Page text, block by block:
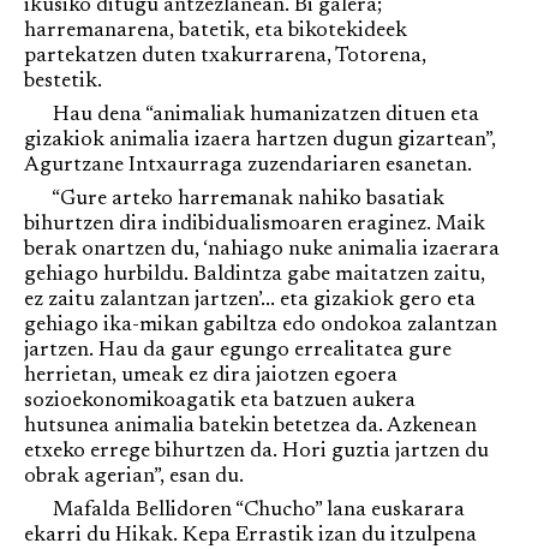
ikusiko ditugu antzezlanean. Bi galera;
harremanarena, batetik, eta bikotekideek
partekatzen duten txakurrarena, Totorena,
bestetik.
Hau dena “animaliak humanizatzen dituen eta
gizakiok animalia izaera hartzen dugun gizartean”,
Agurtzane Intxaurraga zuzendariaren esanetan.
“Gure arteko harremanak nahiko basatiak
bihurtzen dira indibidualismoaren eraginez. Maik
berak onartzen du, ‘nahiago nuke animalia izaerara
gehiago hurbildu. Baldintza gabe maitatzen zaitu,
ez zaitu zalantzan jartzen’... eta gizakiok gero eta
gehiago ika-mikan gabiltza edo ondokoa zalantzan
jartzen. Hau da gaur egungo errealitatea gure
herrietan, umeak ez dira jaiotzen egoera
sozioekonomikoagatik eta batzuen aukera
hutsunea animalia batekin betetzea da. Azkenean
etxeko errege bihurtzen da. Hori guztia jartzen du
obrak agerian”, esan du.
Mafalda Bellidoren “Chucho” lana euskarara
ekarri du Hikak. Kepa Errastik izan du itzulpena